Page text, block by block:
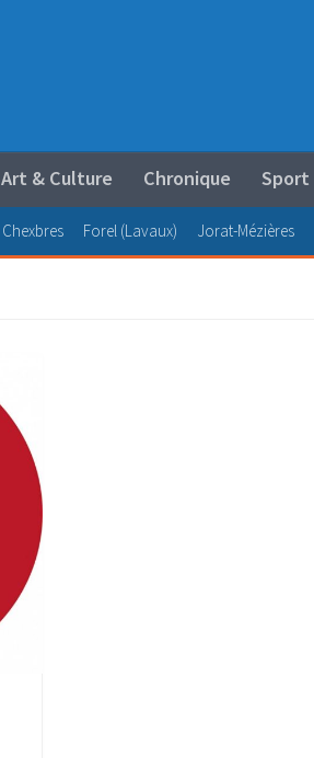
Art & Culture Chronique Sport
Chexbres Forel (Lavaux) Jorat-Mézières